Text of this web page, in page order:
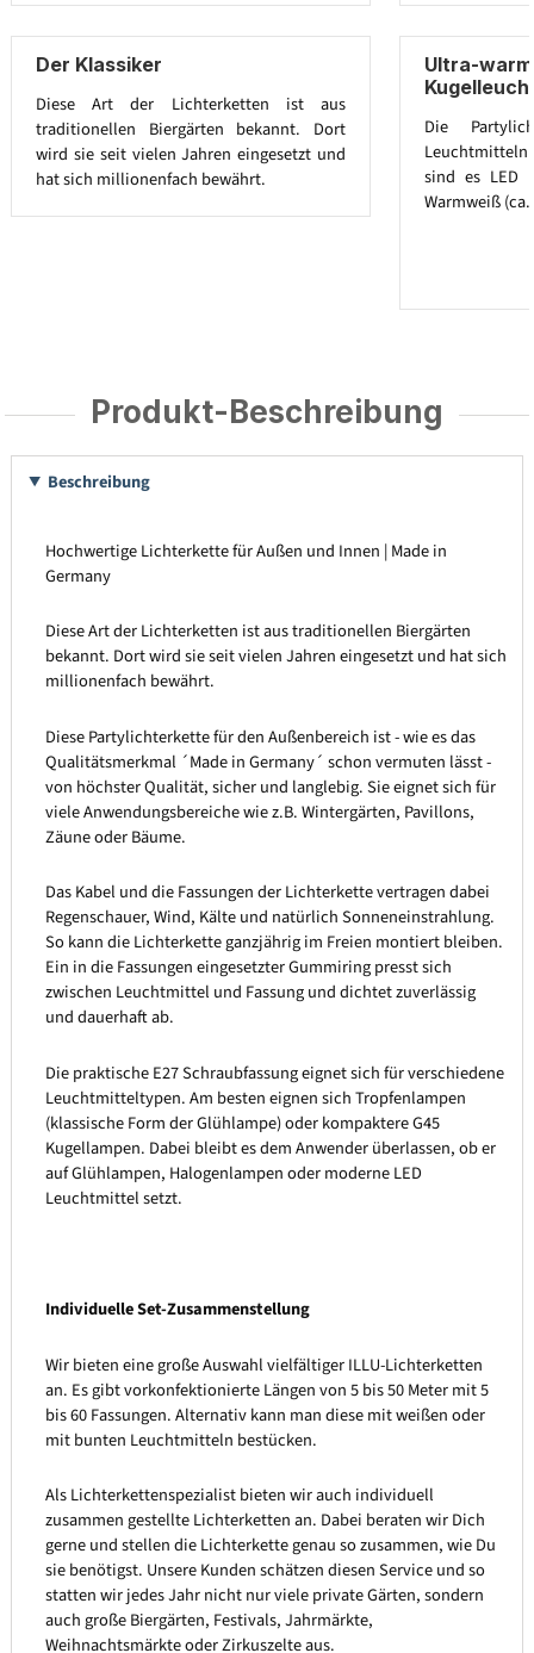
Der Klassiker
Diese Art der Lichterketten ist aus
traditionellen Biergärten bekannt. Dort
wird sie seit vielen Jahren eingesetzt und
hat sich millionenfach bewährt.
Ultra-
Die
Leuchtmitteln
sind es LED
Warmweiß
Produkt-Beschreibung
Beschreibung
Hochwertige Lichterkette für Außen und Innen | Made in
Germany
Diese Art der Lichterketten ist aus traditionellen Biergärten
bekannt. Dort wird sie seit vielen Jahren eingesetzt und hat sich
millionenfach bewährt.
Diese Partylichterkette für den Außenbereich ist - wie es das
Qualitätsmerkmal ´Made in Germany´ schon vermuten lässt -
von höchster Qualität, sicher und langlebig. Sie eignet sich für
viele Anwendungsbereiche wie z.B. Wintergärten, Pavillons,
Zäune oder Bäume.
Das Kabel und die Fassungen der Lichterkette vertragen dabei
Regenschauer, Wind, Kälte und natürlich Sonneneinstrahlung.
So kann die Lichterkette ganzjährig im Freien montiert bleiben.
Ein in die Fassungen eingesetzter Gummiring presst sich
zwischen Leuchtmittel und Fassung und dichtet zuverlässig
und dauerhaft ab.
Die praktische E27 Schraubfassung eignet sich für verschiedene
Leuchtmitteltypen. Am besten eignen sich Tropfenlampen
(klassische Form der Glühlampe) oder kompaktere G45
Kugellampen. Dabei bleibt es dem Anwender überlassen, ob er
auf Glühlampen, Halogenlampen oder moderne LED
Leuchtmittel setzt.
Individuelle Set-Zusammenstellung
Wir bieten eine große Auswahl vielfältiger ILLU-Lichterketten
an. Es gibt vorkonfektionierte Längen von 5 bis 50 Meter mit 5
bis 60 Fassungen. Alternativ kann man diese mit weißen oder
mit bunten Leuchtmitteln bestücken.
Als Lichterkettenspezialist bieten wir auch individuell
zusammen gestellte Lichterketten an. Dabei beraten wir Dich
gerne und stellen die Lichterkette genau so zusammen, wie Du
sie benötigst. Unsere Kunden schätzen diesen Service und so
statten wir jedes Jahr nicht nur viele private Gärten, sondern
auch große Biergärten, Festivals, Jahrmärkte,
Weihnachtsmärkte oder Zirkuszelte aus.